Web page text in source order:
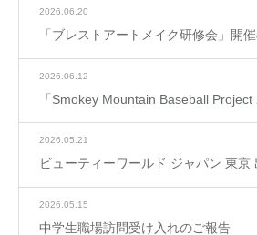
2026.06.20
「ブレストアートメイク研修会」開
2026.06.12
「Smokey Mountain Baseball Project
2026.05.21
ビューティーワールド ジャパン 東京
2026.05.15
中学生職場訪問受け入れのご報告